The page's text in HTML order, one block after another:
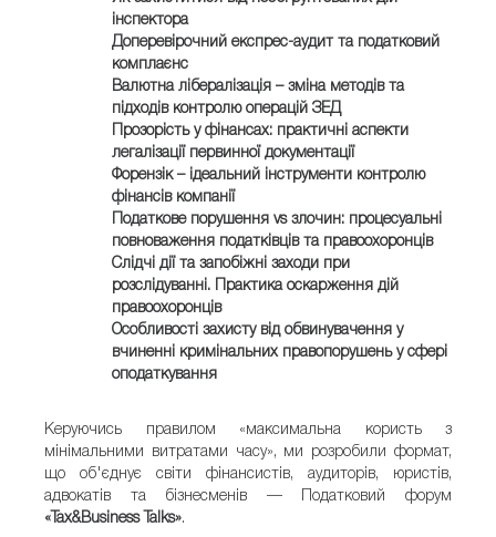
інспектора
Доперевірочний експрес-аудит та податковий
комплаєнс
Валютна лібералізація – зміна методів та
підходів контролю операцій ЗЕД
Прозорість у фінансах: практичні аспекти
легалізації первинної документації
Форензік – ідеальний інструменти контролю
фінансів компанії
Податкове порушення vs злочин: процесуальні
повноваження податківців та правоохоронців
Слідчі дії та запобіжні заходи при
розслідуванні. Практика оскарження дій
правоохоронців
Особливості захисту від обвинувачення у
вчиненні кримінальних правопорушень у сфері
оподаткування
Керуючись правилом «максимальна користь з
мінімальними витратами часу», ми розробили формат,
що об'єднує світи фінансистів, аудиторів, юристів,
адвокатів та бізнесменів — Податковий форум
«Tax&Business Talks».